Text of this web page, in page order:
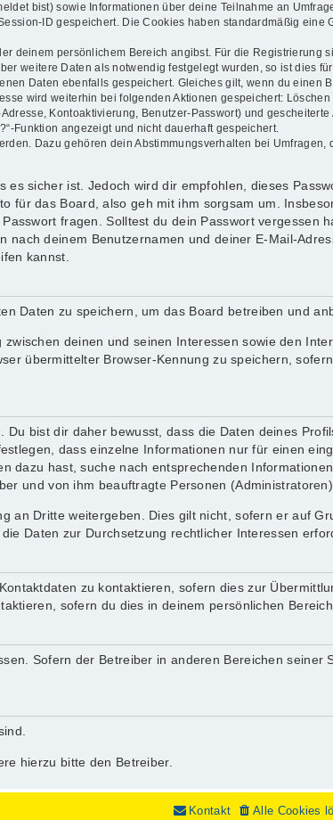
bist) sowie Informationen über deine Teilnahme an
ID gespeichert. Die Cookies haben standardmäßig eine
deinem persönlichem Bereich angibst. Für die Registrierung
weitere Daten als notwendig festgelegt wurden, so ist dies
Daten ebenfalls gespeichert. Gleiches gilt, wenn du einen
wird weiterhin bei folgenden Aktionen gespeichert:
Kontoaktivierung, Benutzer-Passwort) und
Funktion angezeigt und nicht dauerhaft gespeichert.
Dazu gehören dein Abstimmungsverhalten bei Umfragen,
sicher ist. Jedoch wird dir empfohlen, dieses
für das Board, also geh mit ihm sorgsam um.
fragen. Solltest du dein Passwort vergessen
deinem Benutzernamen und deiner E-Mail-
kannst.
Daten zu speichern, um das Board betreiben und
deinen und seinen Interessen sowie den
übermittelter Browser-Kennung zu speichern,
bist dir daher bewusst, dass die Daten deines
dass einzelne Informationen nur für einen
dazu hast, suche nach entsprechenden
und von ihm beauftragte Personen (Administratoren)
Dritte weitergeben. Dies gilt nicht, sofern er auf
Daten zur Durchsetzung rechtlicher Interessen
zu kontaktieren, sofern dies zur
sofern du dies in deinem persönlichen
Sofern der Betreiber in anderen Bereichen seiner
hierzu bitte den Betreiber.
Alle Cookies
Kontakt